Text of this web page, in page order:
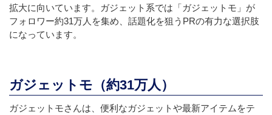
拡大に向いています。ガジェット系では「ガジェットモ」が
フォロワー約31万人を集め、話題化を狙うPRの有力な選択肢
になっています。
ガジェットモ（約31万人）
ガジェットモさんは、便利なガジェットや最新アイテムをテ